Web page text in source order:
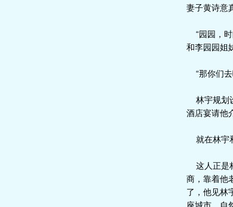
妻子黄诗意
“园园，时
和李园园姐
“那你们去
林宇规划
酒店宴请他
就在林宇
这人正是
商，靠着他
了，他见林